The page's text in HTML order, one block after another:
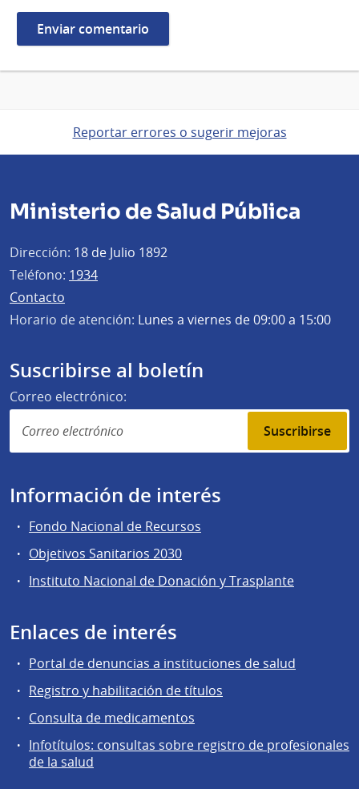
Reportar errores o sugerir mejoras
Ministerio de Salud Pública
Dirección: 18 de Julio 1892
Teléfono: 1934
Contacto
Horario de atención: Lunes a viernes de 09:00 a 15:00
Suscribirse al boletín
Correo electrónico:
Suscribirse
Información de interés
Fondo Nacional de Recursos
Objetivos Sanitarios 2030
Instituto Nacional de Donación y Trasplante
Enlaces de interés
Portal de denuncias a instituciones de salud
Registro y habilitación de títulos
Consulta de medicamentos
Infotítulos: consultas sobre registro de profesionales
de la salud